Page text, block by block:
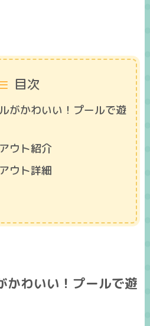
目次
がかわいい！プールで遊
ウト紹介
ウト詳細
かわいい！プールで遊